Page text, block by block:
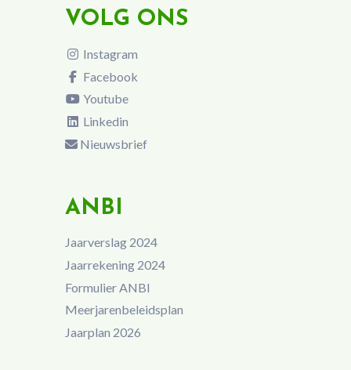
VOLG ONS
Instagram
Facebook
Youtube
Linkedin
Nieuwsbrief
ANBI
Jaarverslag 2024
Jaarrekening 2024
Formulier ANBI
Meerjarenbeleidsplan
Jaarplan 2026